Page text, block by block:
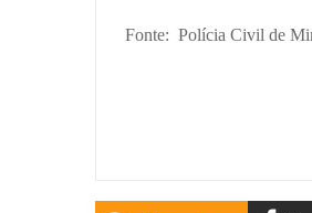
Fonte: Polícia Civil de